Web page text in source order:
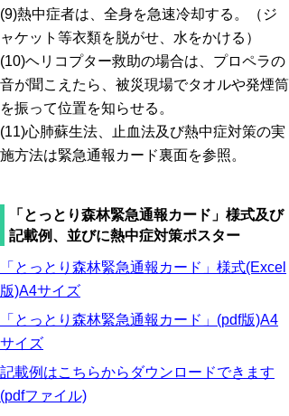
(9)熱中症者は、全身を急速冷却する。（ジ
ャケット等衣類を脱がせ、水をかける）
(10)ヘリコプター救助の場合は、プロペラの
音が聞こえたら、被災現場でタオルや発煙筒
を振って位置を知らせる。
(11)心肺蘇生法、止血法及び熱中症対策の実
施方法は緊急通報カード裏面を参照。
「とっとり森林緊急通報カード」様式及び
記載例、並びに熱中症対策ポスター
「とっとり森林緊急通報カード」様式(Excel
版)A4サイズ
「とっとり森林緊急通報カード」(pdf版)A4
サイズ
記載例はこちらからダウンロードできます
(pdfファイル)